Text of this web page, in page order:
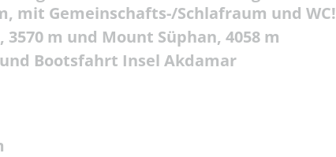
mit Gemeinschafts-/Schlafraum und WC!
m und Mount Süphan, 4058 m
Bootsfahrt Insel Akdamar